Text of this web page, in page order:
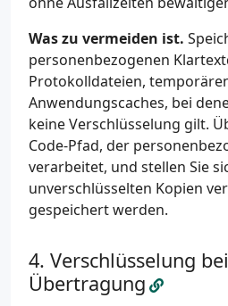
Was zu vermeiden ist.
personenbezogenen
Protokolldateien,
Anwendungscaches, bei
keine Verschlüsselung gilt.
Code-Pfad, der
verarbeitet, und stellen Sie
unverschlüsselten Kopien
gespeichert werden.
Verschlüsselung
Übertragung